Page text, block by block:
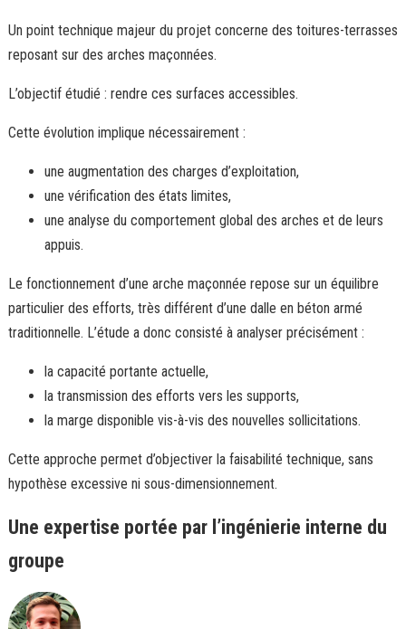
Un point technique majeur du projet concerne des toitures-terrasses
reposant sur des arches maçonnées.
L’objectif étudié : rendre ces surfaces accessibles.
Cette évolution implique nécessairement :
une augmentation des charges d’exploitation,
une vérification des états limites,
une analyse du comportement global des arches et de leurs
appuis.
Le fonctionnement d’une arche maçonnée repose sur un équilibre
particulier des efforts, très différent d’une dalle en béton armé
traditionnelle. L’étude a donc consisté à analyser précisément :
la capacité portante actuelle,
la transmission des efforts vers les supports,
la marge disponible vis-à-vis des nouvelles sollicitations.
Cette approche permet d’objectiver la faisabilité technique, sans
hypothèse excessive ni sous-dimensionnement.
Une expertise portée par l’ingénierie interne du
groupe